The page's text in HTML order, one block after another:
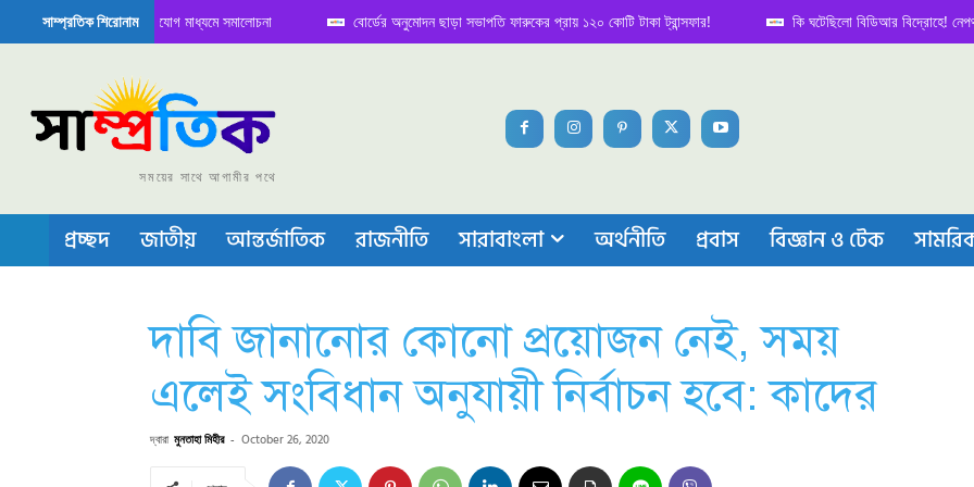
সাম্প্রতিক শিরোনাম
নিয়ে সামাজিক যোগাযোগ মাধ্যমে সমালোচনা বোর্ডের অনুমোদন ছাড়া সভাপতি ফারুকের প্রায় ১২০ কোটি টাকা ট্রান্সফার! কি ঘটেছিলো বিডিআর বিদ্রোহে! নেপথ্য
বা চীপ তৈরিতে নিজের শক্ত অবস্থান জানান দিচ্ছে চীন
সময়ের সাথে আগামীর পথে
প্রচ্ছদ জাতীয় আন্তর্জাতিক রাজনীতি সারাবাংলা অর্থনীতি প্রবাস বিজ্ঞান ও টেক
দাবি জানানোর কোনো প্রয়োজন নেই, সময়
এলেই সংবিধান অনুযায়ী নির্বাচন হবে: কাদের
দ্বারা মুনতাহা মিহীর - October 26, 2020